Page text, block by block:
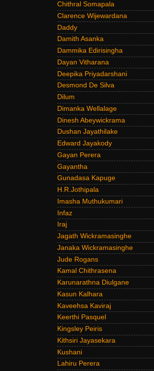
Chithral Somapala
Clarence Wijewardana
Daddy
Damith Asanka
Dammika Edirisingha
Dayan Vitharana
Deepika Priyadarshani
Desmond De Silva
Dilum
Dimanka Wellalage
Dinesh Abeywickrama
Dushan Jayathilake
Edward Jayakody
Gayan Perera
Gayantha
Gunadasa Kapuge
H.R.Jothipala
Imasha Muthukumari
Infaz
Iraj
Jagath Wickramasinghe
Janaka Wickramasinghe
Jude Rogans
Kamal Chithrasena
Karunarathna Diulgane
Kasun Kalhara
Kaveehsa Kaviraj
Keerthi Pasquel
Kingsley Peiris
Kithsiri Jayasekara
Kushani
Lahiru Perera